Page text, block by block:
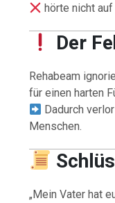
hörte nicht
Der
Rehabeam
für einen harten
Dadurch
Menschen.
„Mein Vater hat